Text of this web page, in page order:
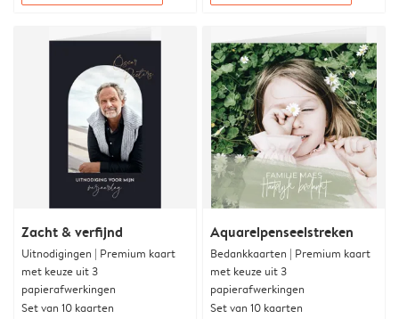
Zacht & verfijnd
Uitnodigingen | Premium kaart
met keuze uit 3
papierafwerkingen
Set van 10 kaarten
Aquarelpenseelstreken
Bedankkaarten | Premium kaart
met keuze uit 3
papierafwerkingen
Set van 10 kaarten